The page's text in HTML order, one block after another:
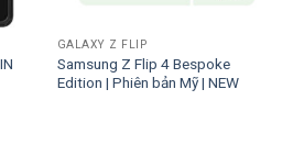
GALAXY Z FLIP
Samsung Z Flip 4 Bespoke
Edition | Phiên bản Mỹ | NEW